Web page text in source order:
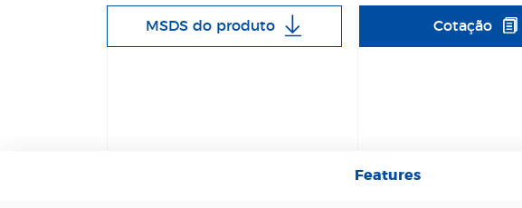
MSDS do produto Cotação
Features